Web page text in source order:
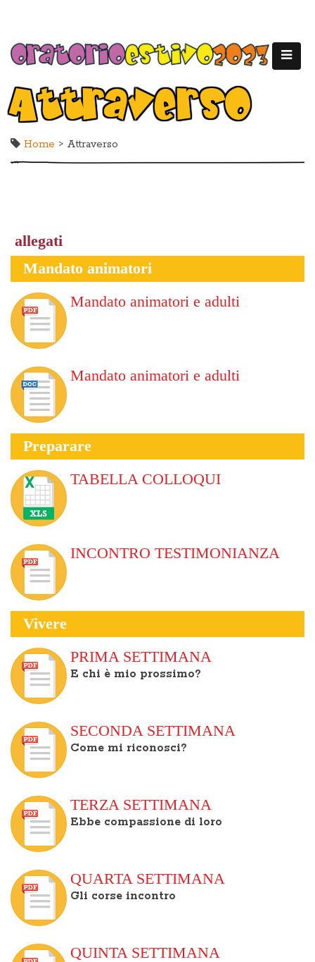
Attraverso
Home > Attraverso
allegati
Mandato animatori
Mandato animatori e adulti
Mandato animatori e adulti
Preparare
TABELLA COLLOQUI
INCONTRO TESTIMONIANZA
Vivere
PRIMA SETTIMANA
E chi è mio prossimo?
SECONDA SETTIMANA
Come mi riconosci?
TERZA SETTIMANA
Ebbe compassione di loro
QUARTA SETTIMANA
Gli corse incontro
QUINTA SETTIMANA